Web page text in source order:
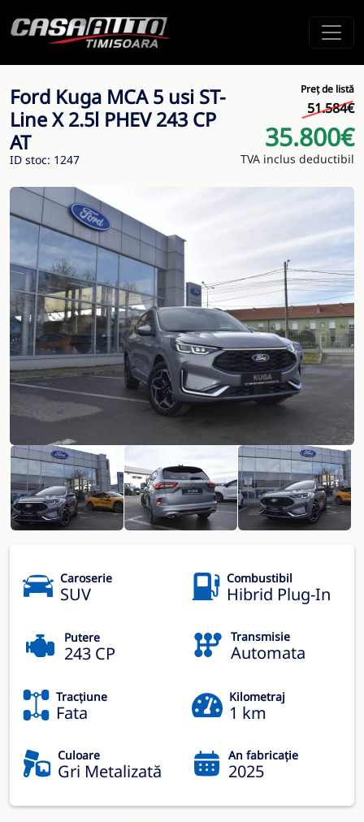
Ford Kuga MCA 5 usi ST-
Line X 2.5l PHEV 243 CP
AT
ID stoc: 1247
Preț de listă
51.584€
35.800€
TVA inclus deductibil
Caroserie
SUV
Combustibil
Hibrid Plug-In
Putere
243 CP
Transmisie
Automata
Tracțiune
Fata
Kilometraj
1 km
Culoare
Gri Metalizată
An fabricație
2025